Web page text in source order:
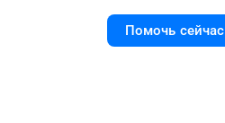
Помочь сейчас